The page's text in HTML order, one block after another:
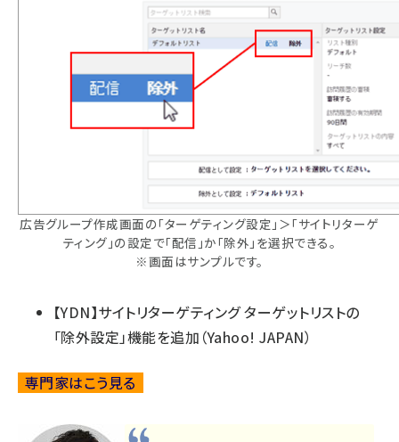
広告グループ作成画面の「ターゲティング設定」＞「サイトリターゲ
ティング」の設定で「配信」か「除外」を選択できる。
※画面はサンプルです。
【YDN】サイトリターゲティング ターゲットリストの
「除外設定」機能を追加 （Yahoo! JAPAN）
専門家はこう見る